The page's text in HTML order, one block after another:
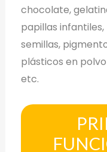
chocolate,
papillas
semillas,
plásticos en
etc.